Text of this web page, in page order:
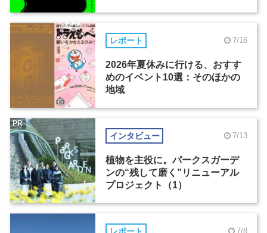
レポート 7/16
2026年夏休みに行ける、おすす
めのイベント10選：そのほかの
地域
インタビュー 7/13
植物を主役に。パークスガーデ
ンの“残して磨く”リニューアル
プロジェクト（1）
PR
7/8